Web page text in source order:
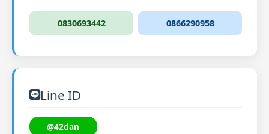
0830693442 0866290958
Line ID
@42dan